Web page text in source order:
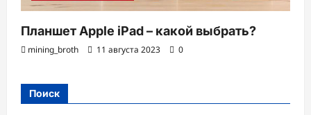
Планшет Apple iPad – какой выбрать?
mining_broth 11 августа 2023 0
Поиск